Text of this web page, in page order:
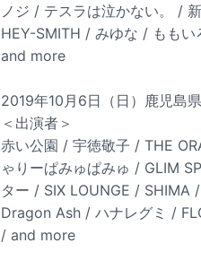
ノジ / テスラは泣かない。 /
HEY-SMITH / みゆな / もも
and more
2019年10月6日（日）鹿児島
＜出演者＞
赤い公園 / 宇徳敬子 / THE
ゃりーぱみゅぱみゅ / GLIM
ター / SIX LOUNGE / SHIMA
Dragon Ash / ハナレグミ /
/ and more